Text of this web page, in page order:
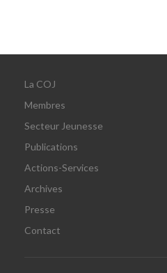
La COJ
Membres
Secteur Jeunesse
Publications
Actions-Services
Archives
Presse
Contact